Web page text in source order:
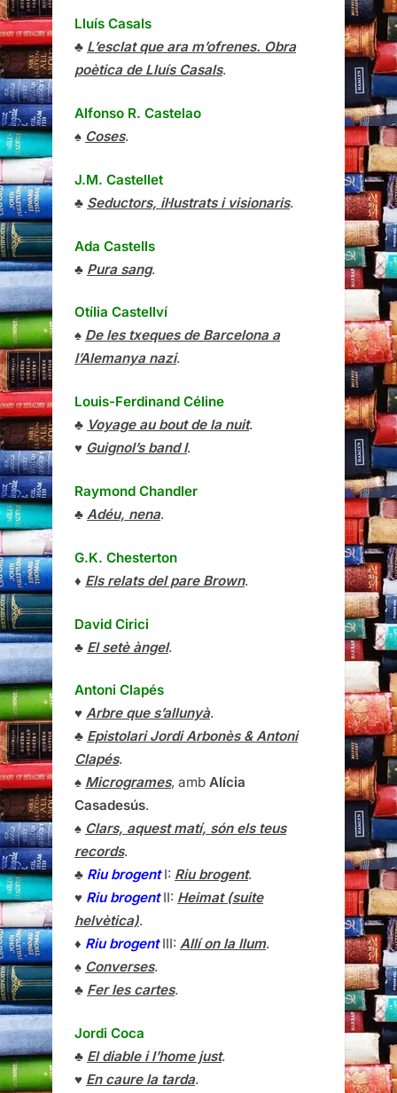
Lluís Casals
♣ L’esclat que ara m’ofrenes. Obra
poètica de Lluís Casals.
Alfonso R. Castelao
♠ Coses.
J.M. Castellet
♣ Seductors, il·lustrats i visionaris.
Ada Castells
♣ Pura sang.
Otília Castellví
♠ De les txeques de Barcelona a
l’Alemanya nazi.
Louis-Ferdinand Céline
♣ Voyage au bout de la nuit.
♥ Guignol’s band I.
Raymond Chandler
♣ Adéu, nena.
G.K. Chesterton
♦ Els relats del pare Brown.
David Cirici
♣ El setè àngel.
Antoni Clapés
♥ Arbre que s’allunyà.
♣ Epistolari Jordi Arbonès & Antoni
Clapés.
♠ Microgrames, amb Alícia
Casadesús.
♠ Clars, aquest matí, són els teus
records.
♣ Riu brogentI: Riu brogent.
♥ Riu brogentII: Heimat (suite
helvètica).
♦ Riu brogentIII: Allí on la llum.
♠ Converses.
♣ Fer les cartes.
Jordi Coca
♣ El diable i l’home just.
♥ En caure la tarda.